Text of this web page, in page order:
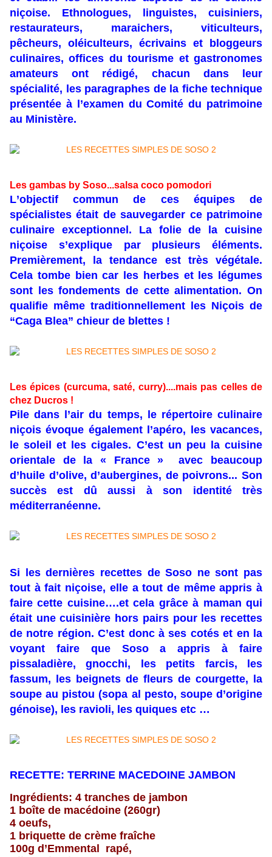
niçoise. Ethnologues, linguistes, cuisiniers,
restaurateurs, maraichers, viticulteurs,
pêcheurs, oléiculteurs, écrivains et bloggeurs
culinaires, offices du tourisme et gastronomes
amateurs ont rédigé, chacun dans leur
spécialité, les paragraphes de la fiche technique
présentée à l’examen du Comité du patrimoine
au Ministère.
Les gambas by Soso...salsa coco pomodori
L’objectif commun de ces équipes de
spécialistes était de sauvegarder ce patrimoine
culinaire exceptionnel. La folie de la cuisine
niçoise s’explique par plusieurs éléments.
Premièrement, la tendance est très végétale.
Cela tombe bien car les herbes et les légumes
sont les fondements de cette alimentation. On
qualifie même traditionnellement les Niçois de
“Caga Blea” chieur de blettes !
Les épices (curcuma, saté, curry)....mais pas celles de
chez Ducros !
Pile dans l’air du temps, le répertoire culinaire
niçois évoque également l’apéro, les vacances,
le soleil et les cigales. C’est un peu la cuisine
orientale de la « France » avec beaucoup
d’huile d’olive, d’aubergines, de poivrons... Son
succès est dû aussi à son identité très
méditerranéenne.
Si les dernières recettes de Soso ne sont pas
tout à fait niçoise, elle a tout de même appris à
faire cette cuisine….et cela grâce à maman qui
était une cuisinière hors pairs pour les recettes
de notre région. C’est donc à ses cotés et en la
voyant faire que Soso a appris à faire
pissaladière, gnocchi, les petits farcis, les
fassum, les beignets de fleurs de courgette, la
soupe au pistou (sopa al pesto, soupe d’origine
génoise), les ravioli, les quiques etc …
RECETTE: TERRINE MACEDOINE JAMBON
Ingrédients: 4 tranches de jambon
1 boîte de macédoine (260gr)
4 oeufs,
1 briquette de crème fraîche
100g d’Emmental rapé,